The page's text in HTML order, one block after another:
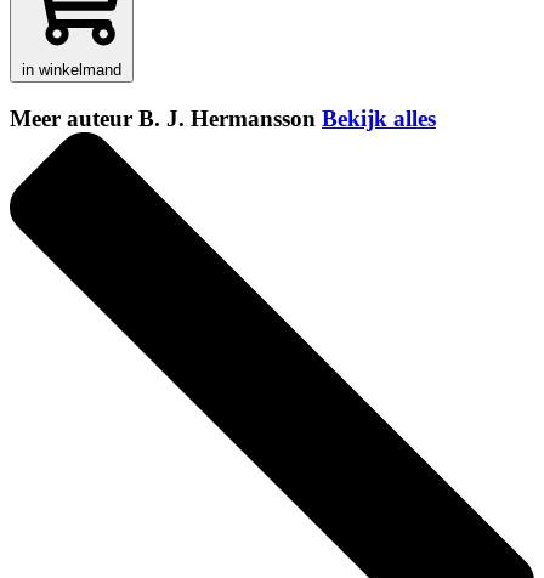
in winkelmand
Meer auteur B. J. Hermansson Bekijk alles